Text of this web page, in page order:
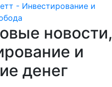
новости,
и
денег